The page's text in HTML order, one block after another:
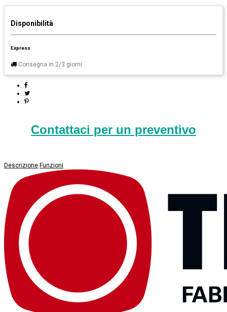
Disponibilità
Express
Consegna in 2/3 giorni
Contattaci per un preventivo
Descrizione Funzioni